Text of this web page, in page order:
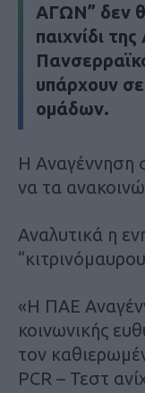
ΑΓΩΝ” δεν
παιχνίδι
υπάρχουν
ομάδων.
Η Αναγέννηση
να τα
Αναλυτικά η
«Η ΠΑΕ
κοινωνικής
τον
PCR – Τεστ